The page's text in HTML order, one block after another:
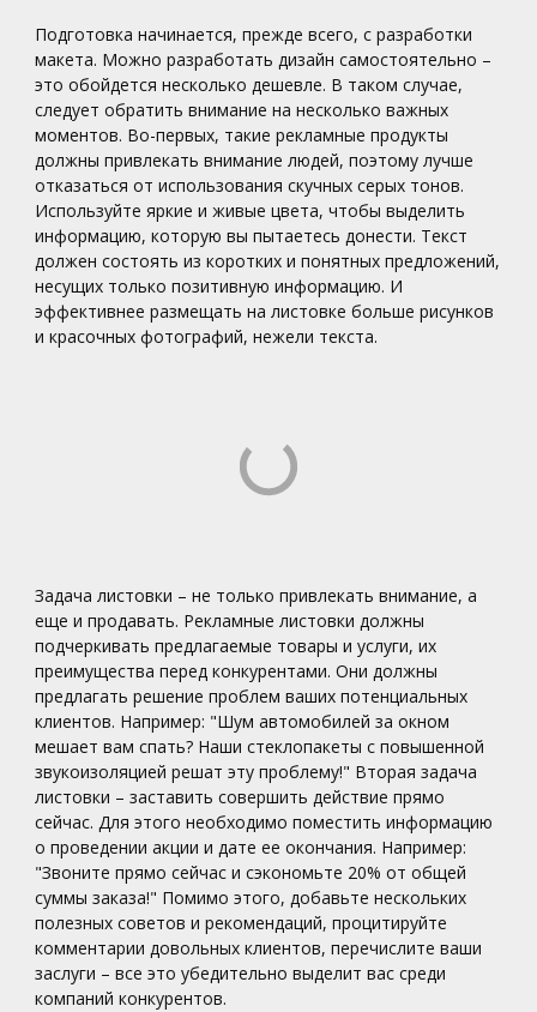
Подготовка начинается, прежде всего, с разработки
макета. Можно разработать дизайн самостоятельно –
это обойдется несколько дешевле. В таком случае,
следует обратить внимание на несколько важных
моментов. Во-первых, такие рекламные продукты
должны привлекать внимание людей, поэтому лучше
отказаться от использования скучных серых тонов.
Используйте яркие и живые цвета, чтобы выделить
информацию, которую вы пытаетесь донести. Текст
должен состоять из коротких и понятных предложений,
несущих только позитивную информацию. И
эффективнее размещать на листовке больше рисунков
и красочных фотографий, нежели текста.
Задача листовки – не только привлекать внимание, а
еще и продавать. Рекламные листовки должны
подчеркивать предлагаемые товары и услуги, их
преимущества перед конкурентами. Они должны
предлагать решение проблем ваших потенциальных
клиентов. Например: "Шум автомобилей за окном
мешает вам спать? Наши стеклопакеты с повышенной
звукоизоляцией решат эту проблему!" Вторая задача
листовки – заставить совершить действие прямо
сейчас. Для этого необходимо поместить информацию
о проведении акции и дате ее окончания. Например:
"Звоните прямо сейчас и сэкономьте 20% от общей
суммы заказа!" Помимо этого, добавьте нескольких
полезных советов и рекомендаций, процитируйте
комментарии довольных клиентов, перечислите ваши
заслуги – все это убедительно выделит вас среди
компаний конкурентов.